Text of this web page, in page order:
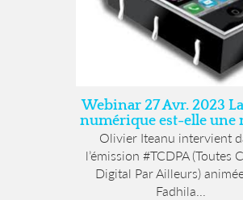
Webinar 27 Avr. 2023
numérique est-elle une
Olivier Iteanu intervient
l’émission #TCDPA (Toutes
Digital Par Ailleurs)
Fadhila...